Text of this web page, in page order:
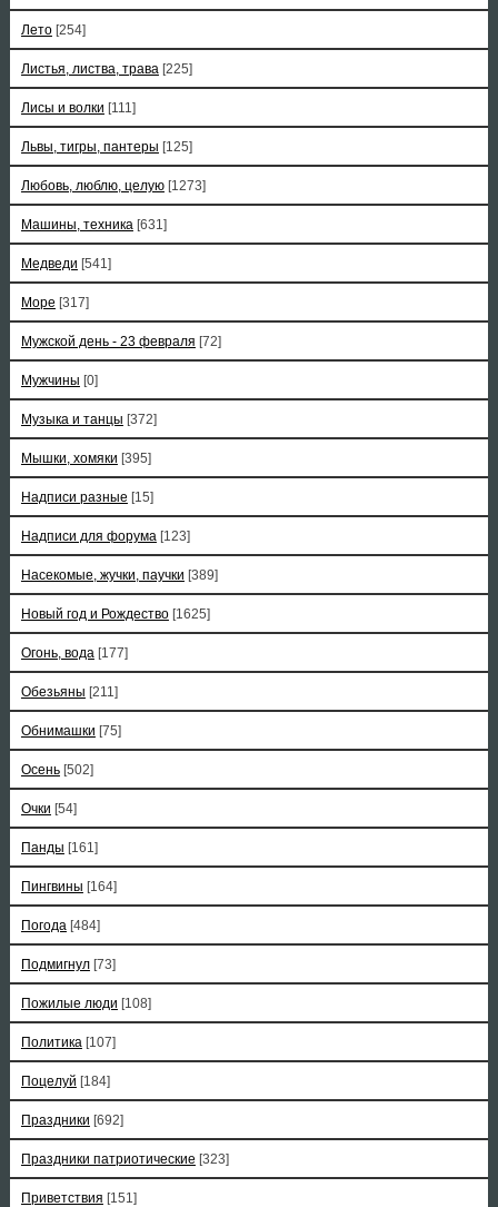
Лето [254]
Листья, листва, трава [225]
Лисы и волки [111]
Львы, тигры, пантеры [125]
Любовь, люблю, целую [1273]
Машины, техника [631]
Медведи [541]
Море [317]
Мужской день - 23 февраля [72]
Мужчины [0]
Музыка и танцы [372]
Мышки, хомяки [395]
Надписи разные [15]
Надписи для форума [123]
Насекомые, жучки, паучки [389]
Новый год и Рождество [1625]
Огонь, вода [177]
Обезьяны [211]
Обнимашки [75]
Осень [502]
Очки [54]
Панды [161]
Пингвины [164]
Погода [484]
Подмигнул [73]
Пожилые люди [108]
Политика [107]
Поцелуй [184]
Праздники [692]
Праздники патриотические [323]
Приветствия [151]